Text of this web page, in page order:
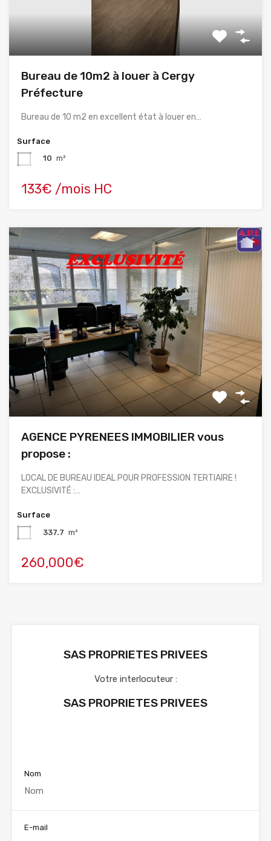
Bureau de 10m2 à louer à Cergy
Préfecture
Bureau de 10 m2 en excellent état à louer en…
Surface
10 m²
133€ /mois HC
AGENCE PYRENEES IMMOBILIER vous
propose :
LOCAL DE BUREAU IDEAL POUR PROFESSION TERTIAIRE !
EXCLUSIVITÉ :…
Surface
337.7 m²
260,000€
SAS PROPRIETES PRIVEES
Votre interlocuteur :
SAS PROPRIETES PRIVEES
Nom
E-mail